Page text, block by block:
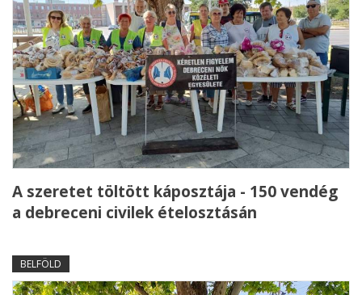
A szeretet töltött káposztája - 150 vendég
a debreceni civilek ételosztásán
BELFÖLD